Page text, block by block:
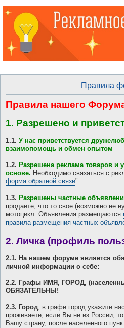
Правила
Правила нашего
1. Разрешено и
1.1. У нас приветствуется
взаимопомощь и обмен опытом
1.2. Разрешена реклама товаров и
основе. Необходимо связаться с
форма обратной связи"
1.3. Разрешены частные
продаете, что то свое (возможно не
мотоцикл. Объявления размещаются
правила размещения частных
2. Личка (профиль
2.1. На нашем форуме является
личной информации о себе:
2.2. Графы ИМЯ, ГОРОД,
ОБЯЗАТЕЛЬНЫ!
2.3. Город, в графе город укажите
проживаете, если Вы не из России,
Вашу страну, после населенного